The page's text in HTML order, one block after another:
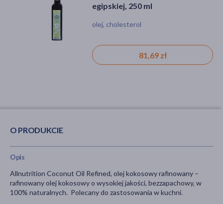
egipskiej, 250 ml
olej, cholesterol
81,69 zł
g
pikantna przekąska, party mix, chrupki z
10,99 zł
O PRODUKCIE
Opis
Allnutrition Coconut Oil Refined, olej kokosowy rafinowany –
rafinowany olej kokosowy o wysokiej jakości, bezzapachowy, w
100% naturalnych. Polecany do zastosowania w kuchni.